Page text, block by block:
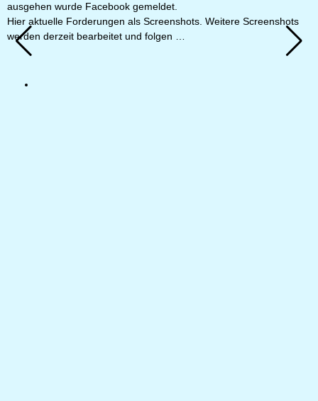
ausgehen wurde Facebook gemeldet.
Hier aktuelle Forderungen als Screenshots. Weitere Screenshots
werden derzeit bearbeitet und folgen …